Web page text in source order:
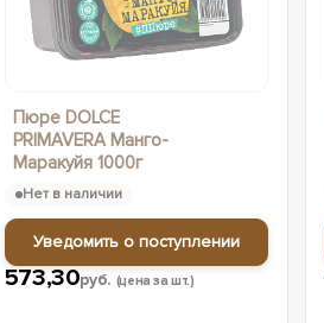
Пюре DOLCE
PRIMAVERA Манго-
Маракуйя 1000г
573,30руб. (цена за шт.)
Нет в наличии
Уведомить о поступлении